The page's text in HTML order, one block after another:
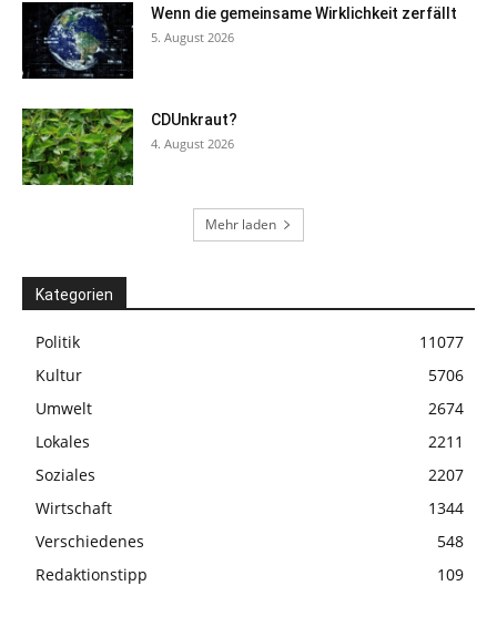
Wenn die gemeinsame Wirklichkeit zerfällt
5. August 2026
CDUnkraut?
4. August 2026
Mehr laden
Kategorien
Politik
11077
Kultur
5706
Umwelt
2674
Lokales
2211
Soziales
2207
Wirtschaft
1344
Verschiedenes
548
Redaktionstipp
109